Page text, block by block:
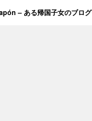
– ある帰国子女のブログ